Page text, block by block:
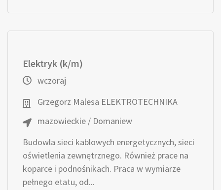
Elektryk (k/m)
wczoraj
Grzegorz Malesa ELEKTROTECHNIKA
mazowieckie / Domaniew
Budowla sieci kablowych energetycznych, sieci
oświetlenia zewnętrznego. Również prace na
koparce i podnośnikach. Praca w wymiarze
pełnego etatu, od...